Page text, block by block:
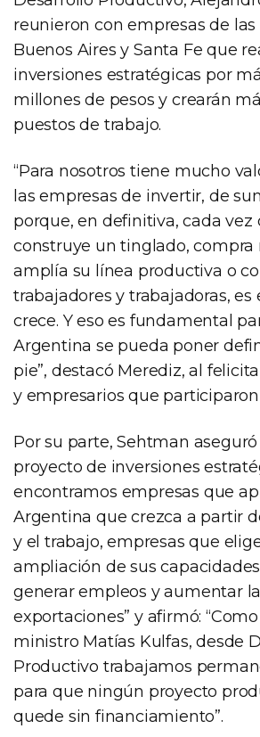
reunieron con empresas de
Buenos Aires y Santa Fe que
inversiones estratégicas por
millones de pesos y crearán
puestos de trabajo.
“Para nosotros tiene mucho
las empresas de invertir, de
porque, en definitiva, cada vez
construye un tinglado, compra
amplía su línea productiva o
trabajadores y trabajadoras, es
crece. Y eso es fundamental
Argentina se pueda poner
pie”, destacó Merediz, al
y empresarios que
Por su parte, Sehtman aseguró
proyecto de inversiones
encontramos empresas que
Argentina que crezca a partir
y el trabajo, empresas que
ampliación de sus
generar empleos y aumentar
exportaciones” y afirmó:
ministro Matías Kulfas, desde
Productivo trabajamos
para que ningún proyecto
quede sin financiamiento”.